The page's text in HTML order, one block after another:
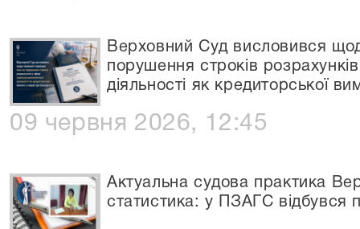
Верховний Суд висловився
порушення строків
діяльності як кредиторської
09 червня 2026, 12:45
Актуальна судова практика
статистика: у ПЗАГС відбувся